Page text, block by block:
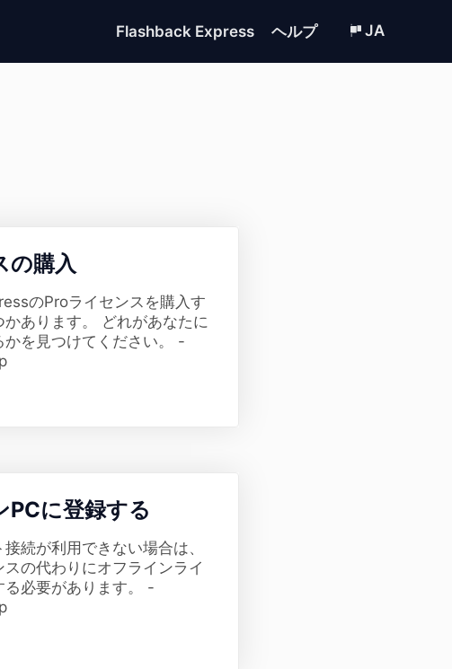
Flashback Express ヘルプ JA
の購入
のProライセンスを購入す
かあります。 どれがあなたに
かを見つけてください。 -
PCに登録する
続が利用できない場合は、
の代わりにオフラインライ
る必要があります。 -